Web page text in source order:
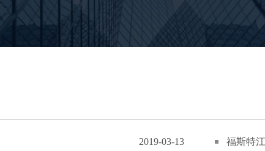
2019-03-13 福斯特